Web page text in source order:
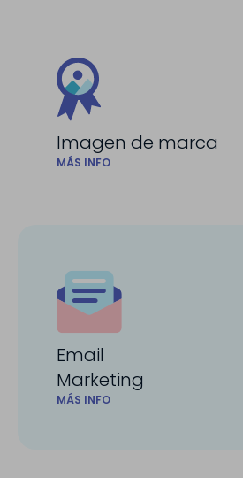
Imagen de marca
MÁS INFO
Email
Marketing
MÁS INFO